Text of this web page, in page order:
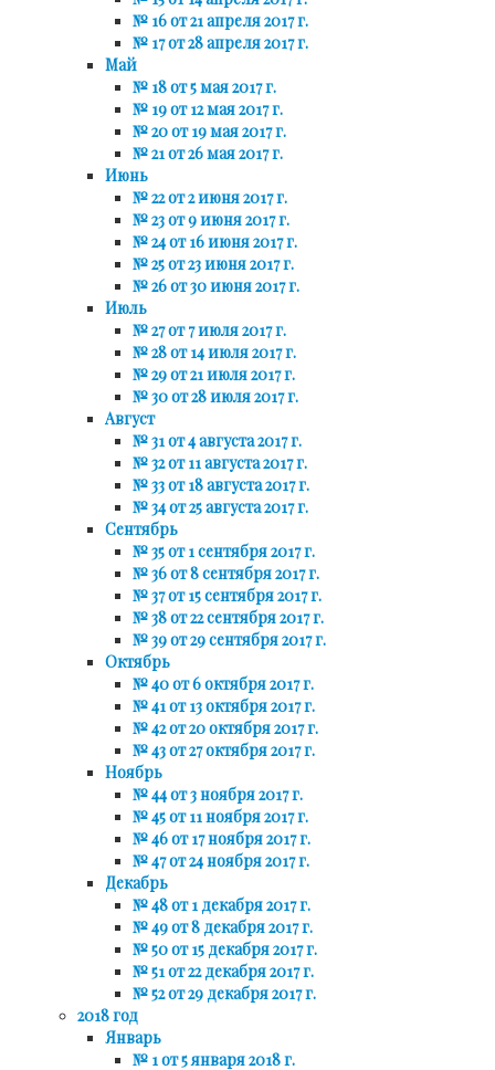
№ 16 от 21 апреля 2017 г.
№ 17 от 28 апреля 2017 г.
Май
№ 18 от 5 мая 2017 г.
№ 19 от 12 мая 2017 г.
№ 20 от 19 мая 2017 г.
№ 21 от 26 мая 2017 г.
Июнь
№ 22 от 2 июня 2017 г.
№ 23 от 9 июня 2017 г.
№ 24 от 16 июня 2017 г.
№ 25 от 23 июня 2017 г.
№ 26 от 30 июня 2017 г.
Июль
№ 27 от 7 июля 2017 г.
№ 28 от 14 июля 2017 г.
№ 29 от 21 июля 2017 г.
№ 30 от 28 июля 2017 г.
Август
№ 31 от 4 августа 2017 г.
№ 32 от 11 августа 2017 г.
№ 33 от 18 августа 2017 г.
№ 34 от 25 августа 2017 г.
Сентябрь
№ 35 от 1 сентября 2017 г.
№ 36 от 8 сентября 2017 г.
№ 37 от 15 сентября 2017 г.
№ 38 от 22 сентября 2017 г.
№ 39 от 29 сентября 2017 г.
Октябрь
№ 40 от 6 октября 2017 г.
№ 41 от 13 октября 2017 г.
№ 42 от 20 октября 2017 г.
№ 43 от 27 октября 2017 г.
Ноябрь
№ 44 от 3 ноября 2017 г.
№ 45 от 11 ноября 2017 г.
№ 46 от 17 ноября 2017 г.
№ 47 от 24 ноября 2017 г.
Декабрь
№ 48 от 1 декабря 2017 г.
№ 49 от 8 декабря 2017 г.
№ 50 от 15 декабря 2017 г.
№ 51 от 22 декабря 2017 г.
№ 52 от 29 декабря 2017 г.
2018 год
Январь
№ 1 от 5 января 2018 г.